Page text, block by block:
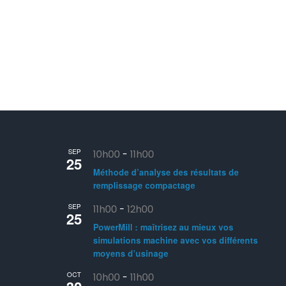
SEP
25 10h00 - 11h00
Méthode d’analyse des résultats de
remplissage compactage
SEP
25 11h00 - 12h00
PowerMill : maîtrisez au mieux vos
simulations machine avec vos différents
moyens d’usinage
OCT 10h00 - 11h00